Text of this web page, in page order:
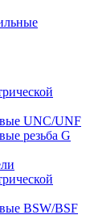
UNC/UNF
резьба G
BSW/BSF